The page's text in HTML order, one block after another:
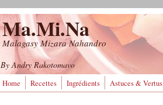
Ma.Mi.Na
Malagasy Mizara Nahandro
By Andry Rakotomavo
Home Recettes Ingrédients Astuces & Vertus